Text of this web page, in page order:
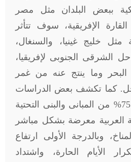
ببعض البلدان مثل مصر
الإفريقية، سوف تتأثر
مثل خليج غينيا، والسنغال،
الشرقى الجنوبى لإفريقيا،
البحر وما ينتج عنه من غمر
كما تكشف بعض الدراسات
عن أن ما يقرب من 75% من المبانى والبنى التحتية
معرضة بشكل مباشر
وبالدرجة الأولى ارتفاع
الأيام الحارة، واشتداد